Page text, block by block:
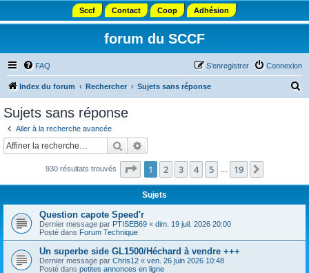
Sccf Contact Coop Adhésion
forum du SCCF
FAQ Connexion
S’enregistrer
Index du forum Rechercher Sujets sans réponse
c
Sujets sans réponse
Aller à la recherche avancée
Rechercher
930 résultats trouvés Page 1sur19
1 2 3 4 5 19
Sujets
Question capote Speed'r
Dernier message par PTISEB69 « dim. 19 juil. 2026 20:00
Posté dans Forum Technique
Un superbe side GL1500/Héchard à vendre +++
Dernier message par Chris12 « ven. 26 juin 2026 10:48
Posté dans petites annonces en ligne